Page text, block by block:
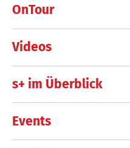
OnTour
Videos
s+ im Überblick
Events